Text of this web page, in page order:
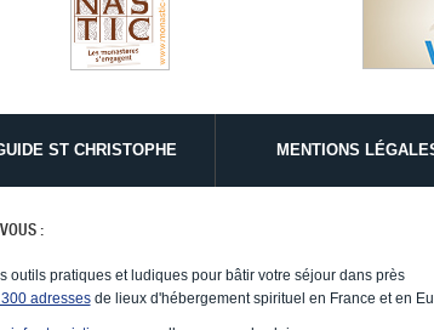
ST CHRISTOPHE MENTIONS
:
outils pratiques et ludiques pour bâtir votre séjour dans près
adressesde lieux d'hébergement spirituel en France et en